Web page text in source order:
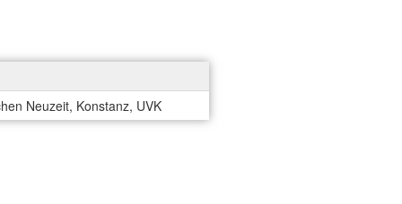
Neuzeit, Konstanz, UVK